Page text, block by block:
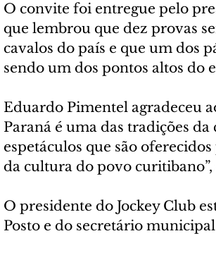
O convite foi entregue pelo
que lembrou que dez provas
cavalos do país e que um dos
sendo um dos pontos altos do
Eduardo Pimentel agradeceu
Paraná é uma das tradições
espetáculos que são
da cultura do povo
O presidente do Jockey Club
Posto e do secretário